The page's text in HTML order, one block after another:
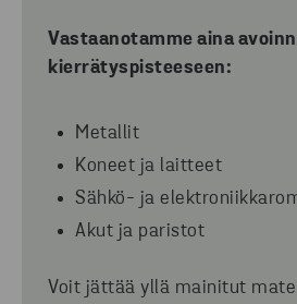
Vastaanotamme aina
kierrätyspisteeseen:
Metallit
Koneet ja laitteet
Sähkö- ja
Akut ja paristot
Voit jättää yllä mainitut